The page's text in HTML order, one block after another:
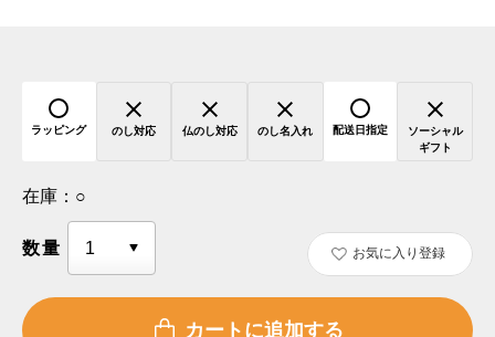
ラッピング のし対応 仏のし対応 のし名入れ 配送日指定
ソーシャル
ギフト
在庫： ○
数量 お気に入り登録